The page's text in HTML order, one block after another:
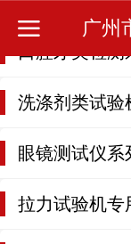
广州
口腔牙类检测
洗涤剂类试验
眼镜测试仪系
拉力试验机专